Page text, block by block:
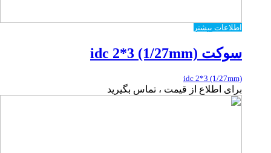
اطلاعات بیشتر
سوکت idc 2*3 (1/27mm)
idc 2*3 (1/27mm)
برای اطلاع از قیمت ، تماس بگیرید